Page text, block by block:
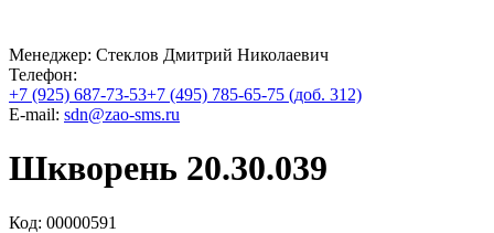
Менеджер: Стеклов Дмитрий Николаевич
Телефон:
+7 (925) 687-73-53+7 (495) 785-65-75 (доб. 312)
E-mail: sdn@zao-sms.ru
Шкворень 20.30.039
Код: 00000591